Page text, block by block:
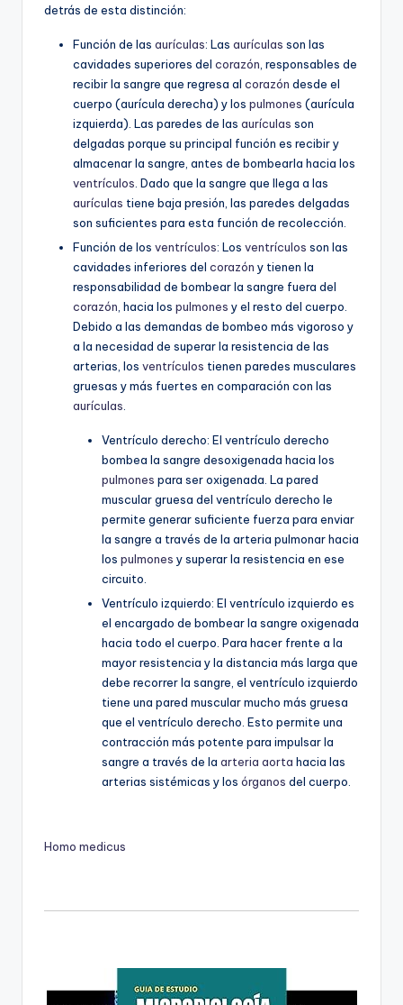
detrás de esta distinción:
Función de las aurículas: Las aurículas son las
cavidades superiores del corazón , responsables de
recibir la sangre que regresa al corazón desde el
cuerpo (aurícula derecha) y los pulmones (aurícula
izquierda). Las paredes de las aurículas son
delgadas porque su principal función es recibir y
almacenar la sangre, antes de bombearla hacia los
ventrículos . Dado que la sangre que llega a las
aurículas tiene baja presión, las paredes delgadas
son suficientes para esta función de recolección.
Función de los ventrículos: Los ventrículos son las
cavidades inferiores del corazón y tienen la
responsabilidad de bombear la sangre fuera del
corazón , hacia los pulmones y el resto del cuerpo.
Debido a las demandas de bombeo más vigoroso y
a la necesidad de superar la resistencia de las
arterias, los ventrículos tienen paredes musculares
gruesas y más fuertes en comparación con las
aurículas
Ventrículo derecho: El ventrículo derecho
bombea la sangre desoxigenada hacia los
pulmones para ser oxigenada. La pared
muscular gruesa del ventrículo derecho le
permite generar suficiente fuerza para enviar
la sangre a través de la arteria pulmonar hacia
los pulmones y superar la resistencia en ese
circuito.
Ventrículo izquierdo: El ventrículo izquierdo es
el encargado de bombear la sangre oxigenada
hacia todo el cuerpo. Para hacer frente a la
mayor resistencia y la distancia más larga que
debe recorrer la sangre, el ventrículo izquierdo
tiene una pared muscular mucho más gruesa
que el ventrículo derecho. Esto permite una
contracción más potente para impulsar la
sangre a través de la arteria aorta hacia las
arterias sistémicas y los órganos del cuerpo.
Homo medicus